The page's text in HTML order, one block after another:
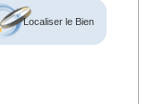
Localiser le Bien